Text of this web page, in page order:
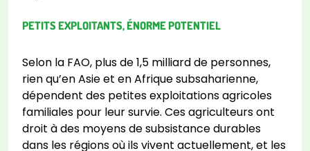
PETITS EXPLOITANTS, ÉNORME POTENTIEL
Selon la FAO, plus de 1,5 milliard de personnes,
rien qu’en Asie et en Afrique subsaharienne,
dépendent des petites exploitations agricoles
familiales pour leur survie. Ces agriculteurs ont
droit à des moyens de subsistance durables
dans les régions où ils vivent actuellement, et les